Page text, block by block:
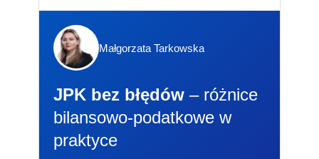
Małgorzata Tarkowska
JPK bez błędów – różnice
bilansowo-podatkowe w
praktyce